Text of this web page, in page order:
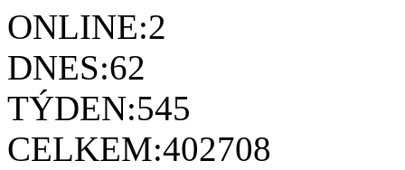
ONLINE:2
DNES:62
TÝDEN:545
CELKEM:402708